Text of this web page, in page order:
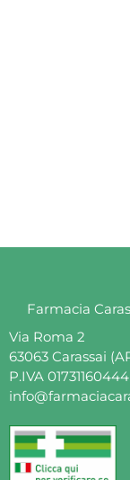
Farmacia
Via Roma 2
63063 Carassai
P.IVA 01731160444